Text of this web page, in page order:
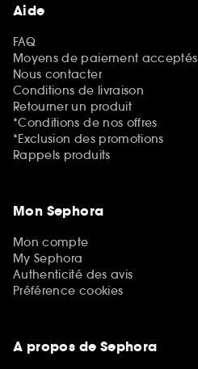
Aide
FAQ
Moyens de paiement acceptés
Nous contacter
Conditions de livraison
Retourner un produit
*Conditions de nos offres
*Exclusion des promotions
Rappels produits
Mon Sephora
Mon compte
My Sephora
Authenticité des avis
Préférence cookies
A propos de Sephora